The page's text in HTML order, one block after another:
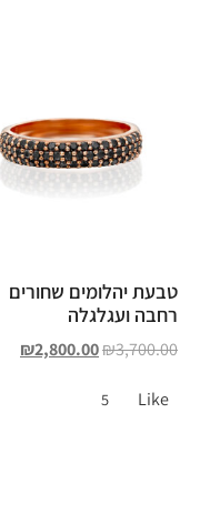
טבעת יהלומים שחורים
רחבה ועגלגלה
₪3,700.00
₪2,800.00
Like
5